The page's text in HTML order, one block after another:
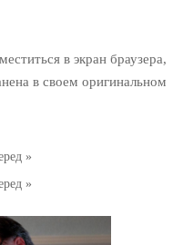
»
»
в экран браузера,
в своем оригинальном